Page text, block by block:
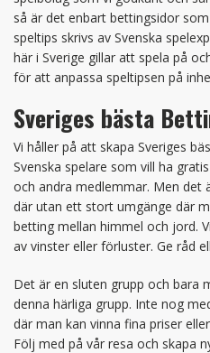
så är det enbart bettingsidor
speltips skrivs av Svenska
här i Sverige gillar att spela på
för att anpassa speltipsen på
Sveriges bästa
Vi håller på att skapa Sveriges
Svenska spelare som vill ha
och andra medlemmar. Men det
där utan ett stort umgänge där
betting mellan himmel och jord.
av vinster eller förluster. Ge råd
Det är en sluten grupp och bara
denna härliga grupp. Inte nog
där man kan vinna fina priser
Följ med på vår resa och skapa